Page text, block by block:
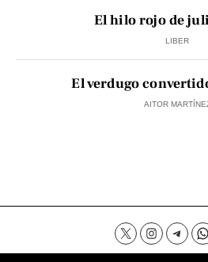
El hilo rojo de
LIBER
El verdugo
AITOR
Contacto Aviso Legal